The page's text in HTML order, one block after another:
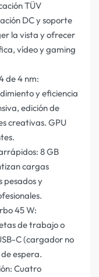
TÜV
DC y soporte
la vista y ofrecer
vídeo y gaming
de 4 nm:
y eficiencia
edición de
creativas. GPU
8 GB
cargas
pesados y
45 W:
de trabajo o
C (cargador no
espera.
Cuatro